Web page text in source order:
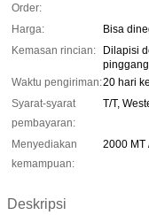
Order:
Harga:
Bisa
Kemasan rincian:
Dilapisi
Waktu pengiriman:20 hari
Syarat-syarat
pembayaran:
T/T,
Menyediakan
kemampuan:
2000 MT
Deskripsi